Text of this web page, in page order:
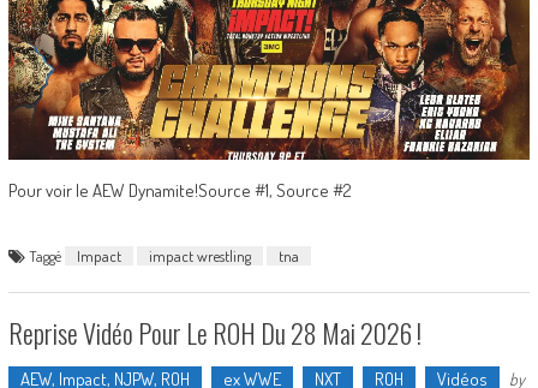
Pour voir le AEW Dynamite!Source #1, Source #2
Taggé Impact impact wrestling tna
Reprise Vidéo Pour Le ROH Du 28 Mai 2026 !
AEW, Impact, NJPW, ROH ex WWE NXT ROH Vidéos by